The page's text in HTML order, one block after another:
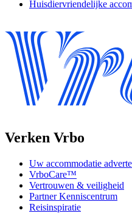
Huisdiervriendelijke
Verken Vrbo
Uw accommodatie
VrboCare™
Vertrouwen & veiligheid
Partner Kenniscentrum
Reisinspiratie